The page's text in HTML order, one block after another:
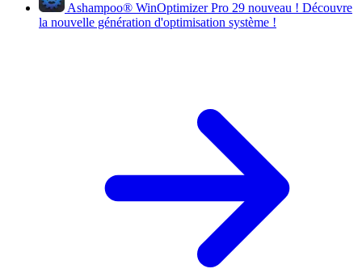
Ashampoo® WinOptimizer Pro 29 nouveau ! Découvre
la nouvelle génération d'optimisation système !